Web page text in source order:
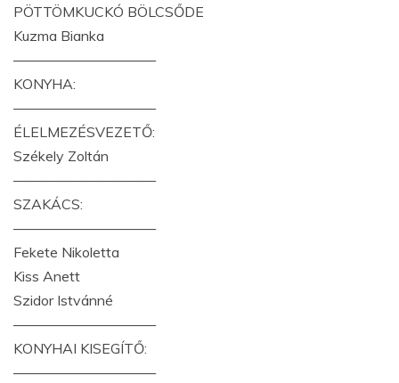
PÖTTÖMKUCKÓ BÖLCSŐDE
Kuzma Bianka
——————————
KONYHA:
——————————
ÉLELMEZÉSVEZETŐ:
Székely Zoltán
——————————
SZAKÁCS:
——————————
Fekete Nikoletta
Kiss Anett
Szidor Istvánné
——————————
KONYHAI KISEGÍTŐ:
——————————